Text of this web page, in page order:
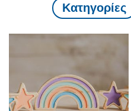
Kατηγορίες